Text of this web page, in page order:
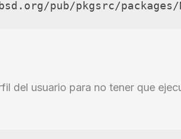
pub/pkgsrc/
del usuario para no tener que